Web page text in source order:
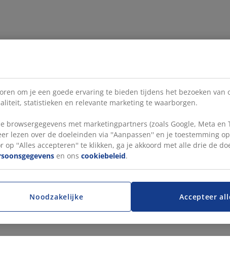
om je een goede ervaring te bieden tijdens het bezoeken van
statistieken en relevante marketing te waarborgen.
met marketingpartners (zoals Google, Meta en
lezen over de doeleinden via ''Aanpassen'' en je toestemming
''Alles accepteren'' te klikken, ga je akkoord met alle drie de
en ons cookiebeleid.
Accepteer
Noodzakelijke